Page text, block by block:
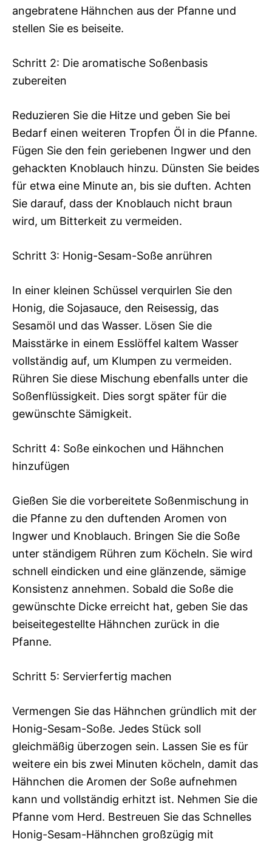
angebratene Hähnchen aus der Pfanne und
stellen Sie es beiseite.
Schritt 2: Die aromatische Soßenbasis
zubereiten
Reduzieren Sie die Hitze und geben Sie bei
Bedarf einen weiteren Tropfen Öl in die Pfanne.
Fügen Sie den fein geriebenen Ingwer und den
gehackten Knoblauch hinzu. Dünsten Sie beides
für etwa eine Minute an, bis sie duften. Achten
Sie darauf, dass der Knoblauch nicht braun
wird, um Bitterkeit zu vermeiden.
Schritt 3: Honig-Sesam-Soße anrühren
In einer kleinen Schüssel verquirlen Sie den
Honig, die Sojasauce, den Reisessig, das
Sesamöl und das Wasser. Lösen Sie die
Maisstärke in einem Esslöffel kaltem Wasser
vollständig auf, um Klumpen zu vermeiden.
Rühren Sie diese Mischung ebenfalls unter die
Soßenflüssigkeit. Dies sorgt später für die
gewünschte Sämigkeit.
Schritt 4: Soße einkochen und Hähnchen
hinzufügen
Gießen Sie die vorbereitete Soßenmischung in
die Pfanne zu den duftenden Aromen von
Ingwer und Knoblauch. Bringen Sie die Soße
unter ständigem Rühren zum Köcheln. Sie wird
schnell eindicken und eine glänzende, sämige
Konsistenz annehmen. Sobald die Soße die
gewünschte Dicke erreicht hat, geben Sie das
beiseitegestellte Hähnchen zurück in die
Pfanne.
Schritt 5: Servierfertig machen
Vermengen Sie das Hähnchen gründlich mit der
Honig-Sesam-Soße. Jedes Stück soll
gleichmäßig überzogen sein. Lassen Sie es für
weitere ein bis zwei Minuten köcheln, damit das
Hähnchen die Aromen der Soße aufnehmen
kann und vollständig erhitzt ist. Nehmen Sie die
Pfanne vom Herd. Bestreuen Sie das Schnelles
Honig-Sesam-Hähnchen großzügig mit